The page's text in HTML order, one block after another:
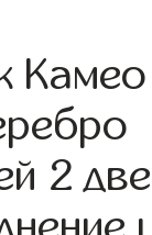
Камео
2